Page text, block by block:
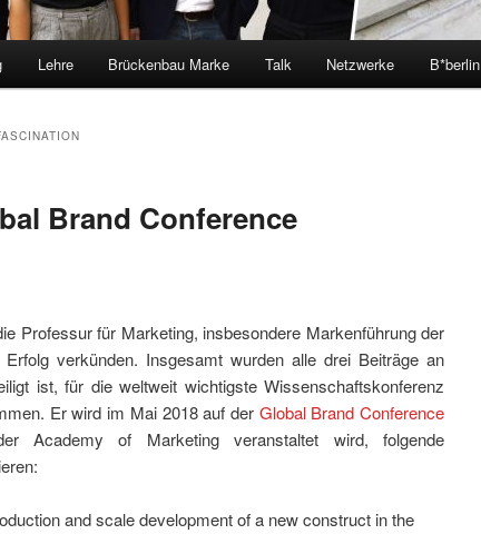
Lehre Brückenbau Marke Talk Netzwerke B*berlin
Brand Conference
Professur für Marketing, insbesondere Markenführung der
verkünden. Insgesamt wurden alle drei Beiträge an
ist, für die weltweit wichtigste Wissenschaftskonferenz
Er wird im Mai 2018 auf der Global Brand Conference
Academy of Marketing veranstaltet wird, folgende
and scale development of a new construct in the